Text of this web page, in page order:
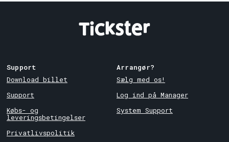
Support
Download billet
Support
Købs- og
leveringsbetingelser
Privatlivspolitik
Arrangør?
Sælg med os!
Log ind på Manager
System Support